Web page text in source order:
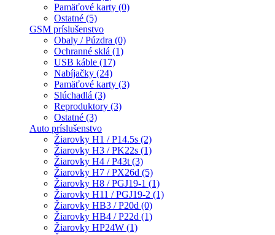
Pamäťové karty (0)
Ostatné (5)
GSM príslušenstvo
Obaly / Púzdra (0)
Ochranné sklá (1)
USB káble (17)
Nabíjačky (24)
Pamäťové karty (3)
Slúchadlá (3)
Reproduktory (3)
Ostatné (3)
Auto príslušenstvo
Žiarovky H1 / P14.5s (2)
Žiarovky H3 / PK22s (1)
Žiarovky H4 / P43t (3)
Žiarovky H7 / PX26d (5)
Žiarovky H8 / PGJ19-1 (1)
Žiarovky H11 / PGJ19-2 (1)
Žiarovky HB3 / P20d (0)
Žiarovky HB4 / P22d (1)
Žiarovky HP24W (1)